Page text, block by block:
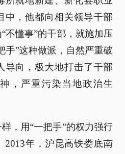
中，他都向相关领导干部
不懂事”的干部，就施加压
手”这种做派，自然严重破
导向，极大地打击了干部
，严重污染当地政治生
，用“一把手”的权力强行
2013年，沪昆高铁娄底南